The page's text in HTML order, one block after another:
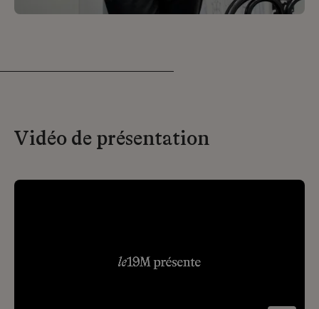
Vidéo de présentation